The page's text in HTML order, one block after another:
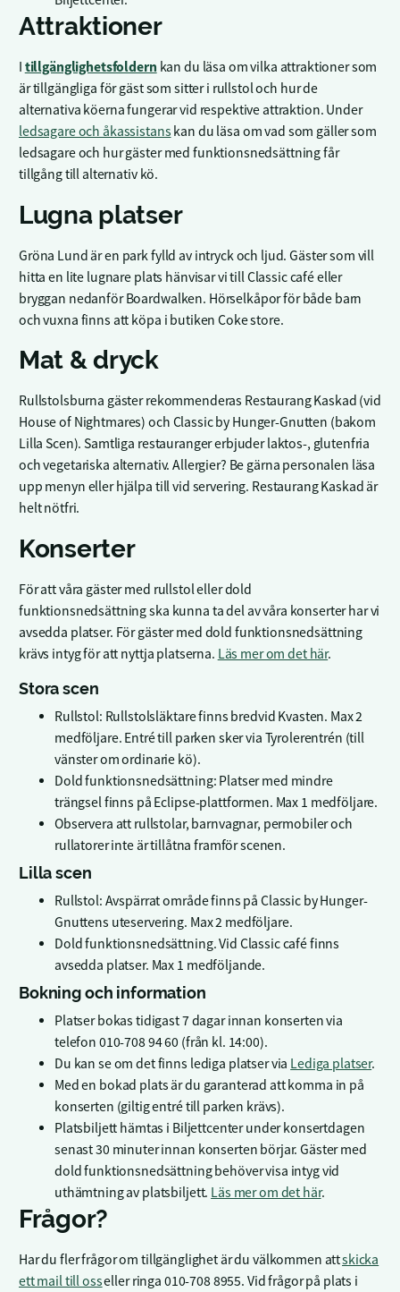
Attraktioner
I tillgänglighetsfoldern kan du läsa om vilka attraktioner som
är tillgängliga för gäst som sitter i rullstol och hur de
alternativa köerna fungerar vid respektive attraktion. Under
ledsagare och åkassistans kan du läsa om vad som gäller som
ledsagare och hur gäster med funktionsnedsättning får
tillgång till alternativ kö.
Lugna platser
Gröna Lund är en park fylld av intryck och ljud. Gäster som vill
hitta en lite lugnare plats hänvisar vi till Classic café eller
bryggan nedanför Boardwalken. Hörselkåpor för både barn
och vuxna finns att köpa i butiken Coke store.
Mat & dryck
Rullstolsburna gäster rekommenderas Restaurang Kaskad (vid
House of Nightmares) och Classic by Hunger-Gnutten (bakom
Lilla Scen). Samtliga restauranger erbjuder laktos-, glutenfria
och vegetariska alternativ. Allergier? Be gärna personalen läsa
upp menyn eller hjälpa till vid servering. Restaurang Kaskad är
helt nötfri.
Konserter
För att våra gäster med rullstol eller dold
funktionsnedsättning ska kunna ta del av våra konserter har vi
avsedda platser. För gäster med dold funktionsnedsättning
krävs intyg för att nyttja platserna. Läs mer om det här.
Stora scen
Rullstol: Rullstolsläktare finns bredvid Kvasten. Max 2
medföljare. Entré till parken sker via Tyrolerentrén (till
vänster om ordinarie kö).
Dold funktionsnedsättning: Platser med mindre
trängsel finns på Eclipse-plattformen. Max 1 medföljare.
Observera att rullstolar, barnvagnar, permobiler och
rullatorer inte är tillåtna framför scenen.
Lilla scen
Rullstol: Avspärrat område finns på Classic by Hunger-
Gnuttens uteservering. Max 2 medföljare.
Dold funktionsnedsättning. Vid Classic café finns
avsedda platser. Max 1 medföljande.
Bokning och information
Platser bokas tidigast 7 dagar innan konserten via
telefon 010-708 94 60 (från kl. 14:00).
Du kan se om det finns lediga platser via Lediga platser.
Med en bokad plats är du garanterad att komma in på
konserten (giltig entré till parken krävs).
Platsbiljett hämtas i Biljettcenter under konsertdagen
senast 30 minuter innan konserten börjar. Gäster med
dold funktionsnedsättning behöver visa intyg vid
uthämtning av platsbiljett. Läs mer om det här.
Frågor?
Har du fler frågor om tillgänglighet är du välkommen attskicka
ett mail till osseller ringa 010-708 8955. Vid frågor på plats i